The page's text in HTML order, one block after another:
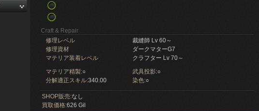
Craft & Repair
修理レベル
裁縫師 Lv 60～
修理資材
ダークマターG7
マテリア装着レベル
クラフター Lv 70～
マテリア精製:○ 武具投影:○
分解適正スキル:340.00 染色:○
SHOP販売:なし
買取価格:626 Gil